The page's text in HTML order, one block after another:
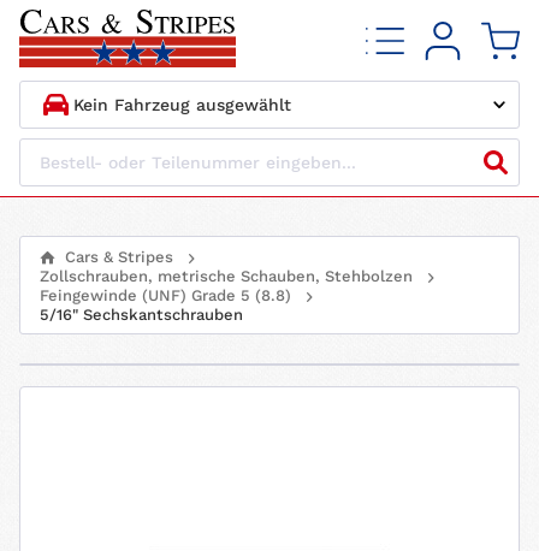
1. HERSTELLER
3. BAUJAHR
Cars & Stripes
Zollschrauben, metrische Schauben, Stehbolzen
Feingewinde (UNF) Grade 5 (8.8)
5/16" Sechskantschrauben